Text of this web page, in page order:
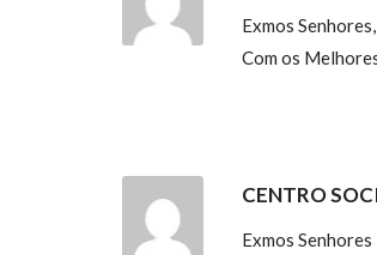
Exmos
Com os
CENTRO
Exmos